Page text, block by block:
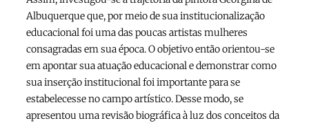
Albuquerque que, por meio de sua institucionalização
educacional foi uma das poucas artistas mulheres
consagradas em sua época. O objetivo então orientou-se
em apontar sua atuação educacional e demonstrar como
sua inserção institucional foi importante para se
estabelecesse no campo artístico. Desse modo, se
apresentou uma revisão biográfica à luz dos conceitos da